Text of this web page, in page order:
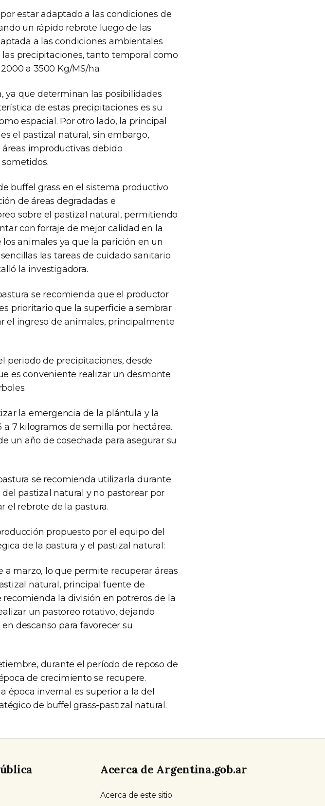
estar adaptado a las condiciones de
un rápido rebrote luego de las
a las condiciones ambientales
precipitaciones, tanto temporal como
a 3500 Kg/MS/ha.
ya que determinan las posibilidades
de estas precipitaciones es su
espacial. Por otro lado, la principal
el pastizal natural, sin embargo,
improductivas debido
buffel grass en el sistema productivo
de áreas degradadas e
sobre el pastizal natural, permitiendo
con forraje de mejor calidad en la
animales ya que la parición en un
las tareas de cuidado sanitario
la investigadora.
se recomienda que el productor
prioritario que la superficie a sembrar
el ingreso de animales, principalmente
periodo de precipitaciones, desde
es conveniente realizar un desmonte
la emergencia de la plántula y la
7 kilogramos de semilla por hectárea.
un año de cosechada para asegurar su
se recomienda utilizarla durante
del pastizal natural y no pastorear por
el rebrote de la pastura.
propuesto por el equipo del
de la pastura y el pastizal natural:
a marzo, lo que permite recuperar áreas
natural, principal fuente de
la división en potreros de la
un pastoreo rotativo, dejando
descanso para favorecer su
durante el período de reposo de
de crecimiento se recupere.
época invernal es superior a la del
de buffel grass-pastizal natural.
Acerca de Argentina.gob.ar
Acerca de este sitio